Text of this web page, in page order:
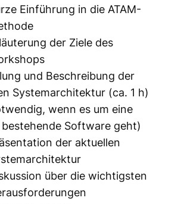
Einführung in die ATAM-
der Ziele des
und Beschreibung der
Systemarchitektur (ca. 1 h)
wenn es um eine
Software geht)
der aktuellen
über die wichtigsten